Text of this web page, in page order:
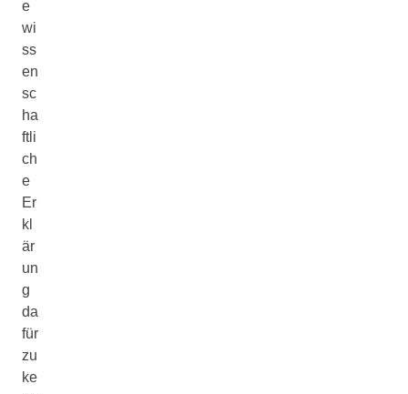
e
wi
ss
en
sc
ha
ftli
ch
e
Er
kl
är
un
g
da
für
zu
ke